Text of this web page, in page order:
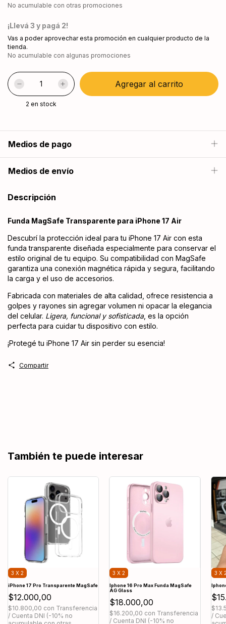
No acumulable con otras promociones
¡Llevá 3 y pagá 2!
Vas a poder aprovechar esta promoción en cualquier producto de la
tienda.
No acumulable con algunas promociones
2 en stock
Medios de pago
Medios de envío
Descripción
Funda MagSafe Transparente para iPhone 17 Air
Descubrí la protección ideal para tu iPhone 17 Air con esta
funda transparente diseñada especialmente para conservar el
estilo original de tu equipo. Su compatibilidad con MagSafe
garantiza una conexión magnética rápida y segura, facilitando
la carga y el uso de accesorios.
Fabricada con materiales de alta calidad, ofrece resistencia a
golpes y rayones sin agregar volumen ni opacar la elegancia
del celular. Ligera, funcional y sofisticada, es la opción
perfecta para cuidar tu dispositivo con estilo.
¡Protegé tu iPhone 17 Air sin perder su esencia!
Compartir
También te puede interesar
3 X 2
iPhone 17 Pro Transparente MagSafe
$12.000,00
$10.800,00 con Transferencia
/ Cuenta DNI (-10% no
3 X 2
Iphone 16 Pro Max Funda MagSafe
AG Glass
$18.000,00
$16.200,00 con Transferencia
/ Cuenta DNI (-10% no
3 X
/